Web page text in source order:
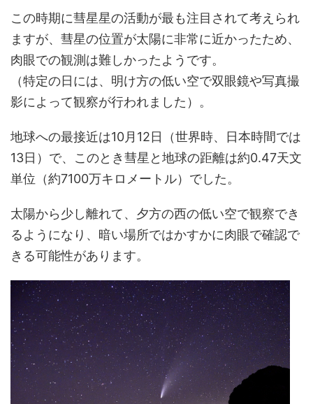
この時期に彗星星の活動が最も注目されて考えられ
ますが、彗星の位置が太陽に非常に近かったため、
肉眼での観測は難しかったようです。
（特定の日には、明け方の低い空で双眼鏡や写真撮
影によって観察が行われました）。
地球への最接近は10月12日（世界時、日本時間では
13日）で、このとき彗星と地球の距離は約0.47天文
単位（約7100万キロメートル）でした。
太陽から少し離れて、夕方の西の低い空で観察でき
るようになり、暗い場所ではかすかに肉眼で確認で
きる可能性があります。